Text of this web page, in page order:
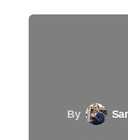
By